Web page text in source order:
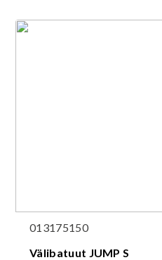
013175150
Välibatuut JUMP S